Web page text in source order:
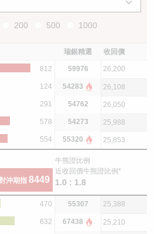
200 500 1000
瑞銀精選 收回價
812 59976 26,200
124 54283 26,108
291 54762 26,050
578 54273 25,988
554 55320 25,853
沖期指 8449
牛熊證比例
近收回價牛熊證比例*
1.0 : 1.8
470 55307 25,388
632 67438 25,210